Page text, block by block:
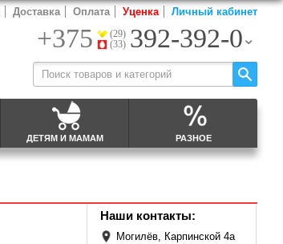
ДЕТЯМ И МАМАМ РАЗНОЕ
Доставка Оплата Уценка Личный кабинет
+375
(29)
(33) 392-392-0
Наши контакты:
Могилёв, Карпинской 4а